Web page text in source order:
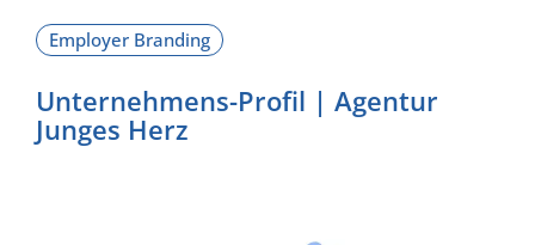
Unternehmens-Profil | Agentur
Junges Herz